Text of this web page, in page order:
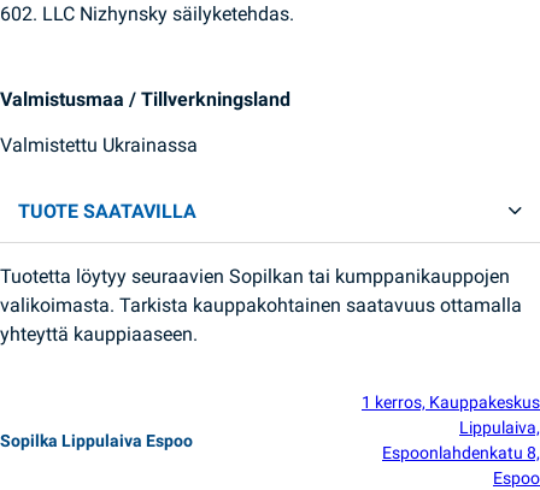
602. LLC Nizhynsky säilyketehdas.
Valmistusmaa / Tillverkningsland
Valmistettu Ukrainassa
TUOTE SAATAVILLA
Tuotetta löytyy seuraavien Sopilkan tai kumppanikauppojen
valikoimasta. Tarkista kauppakohtainen saatavuus ottamalla
yhteyttä kauppiaaseen.
Sopilka Lippulaiva Espoo
1 kerros, Kauppakeskus
Lippulaiva,
Espoonlahdenkatu 8,
Espoo